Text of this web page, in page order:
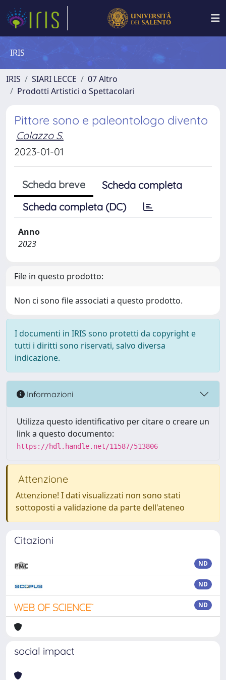
IRIS
IRIS SIARI LECCE
07 Altro
Prodotti Artistici o Spettacolari
Pittore sono e paleontologo divento
Colazzo S.
2023-01-01
Scheda breve
Scheda completa
Scheda completa (DC)
Anno
2023
File in questo prodotto:
Non ci sono file associati a questo prodotto.
I documenti in IRIS sono protetti da copyright e
tutti i diritti sono riservati, salvo diversa
indicazione.
Informazioni
Utilizza questo identificativo per citare o creare un
link a questo documento:
https://hdl.handle.net/11587/513806
Attenzione
Attenzione! I dati visualizzati non sono stati
sottoposti a validazione da parte dell'ateneo
Citazioni
ND
ND
ND
social impact